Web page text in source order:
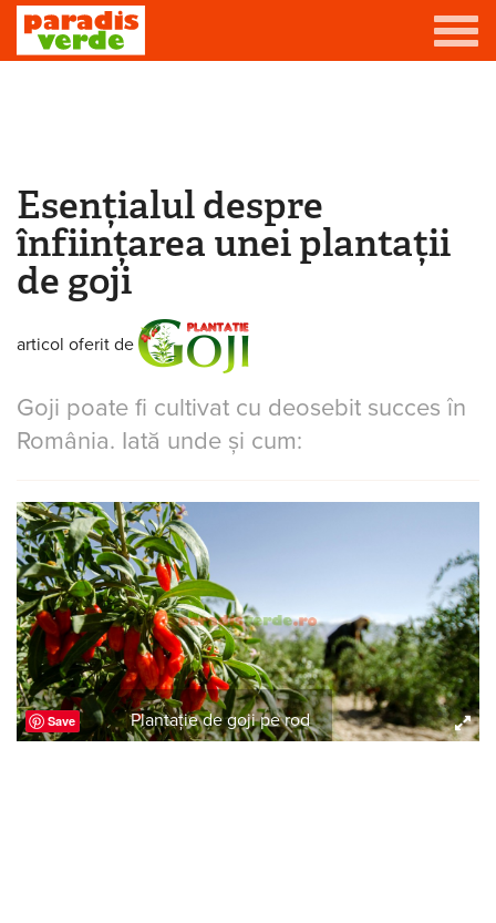
Viță-de-vie
Casă
Producători de vin
Promovează afacerea ta
Contact
Eşti aici
Esențialul despre
înființarea unei plantații
de goji
articol oferit de
Goji poate fi cultivat cu deosebit succes în
România. Iată unde și cum:
Save Plantație de goji pe rod